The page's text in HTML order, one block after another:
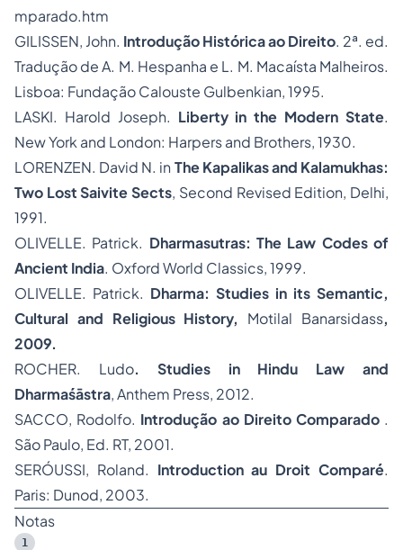
mparado.htm
GILISSEN, John. Introdução Histórica ao Direito. 2ª. ed.
Tradução de A. M. Hespanha e L. M. Macaísta Malheiros.
Lisboa: Fundação Calouste Gulbenkian, 1995.
LASKI. Harold Joseph. Liberty in the Modern State.
New York and London: Harpers and Brothers, 1930.
LORENZEN. David N. in The Kapalikas and Kalamukhas:
Two Lost Saivite Sects, Second Revised Edition, Delhi,
1991.
OLIVELLE. Patrick. Dharmasutras: The Law Codes of
Ancient India. Oxford World Classics, 1999.
OLIVELLE. Patrick. Dharma: Studies in its Semantic,
Cultural and Religious History,
Motilal Banarsidass,
2009.
ROCHER. Ludo. Studies in Hindu Law and
Dharmaśāstra, Anthem Press, 2012.
SACCO, Rodolfo. Introdução ao Direito Comparado .
São Paulo, Ed. RT, 2001.
SERÓUSSI, Roland. Introduction au Droit Comparé.
Paris: Dunod, 2003.
Notas
1